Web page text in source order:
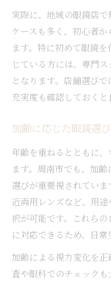
実際に、地域の眼鏡店
ケースも多く、初心者
ます。特に初めて眼鏡
じている方には、専門
となります。店舗選び
充実度も確認しておくと
加齢に応じた眼鏡選
年齢を重ねるとともに
ます。周南市でも、加
選びが重要視されてい
近両用レンズなど、用
択が可能です。これら
に対応できるため、日常
加齢による視力変化を
査や眼科でのチェック